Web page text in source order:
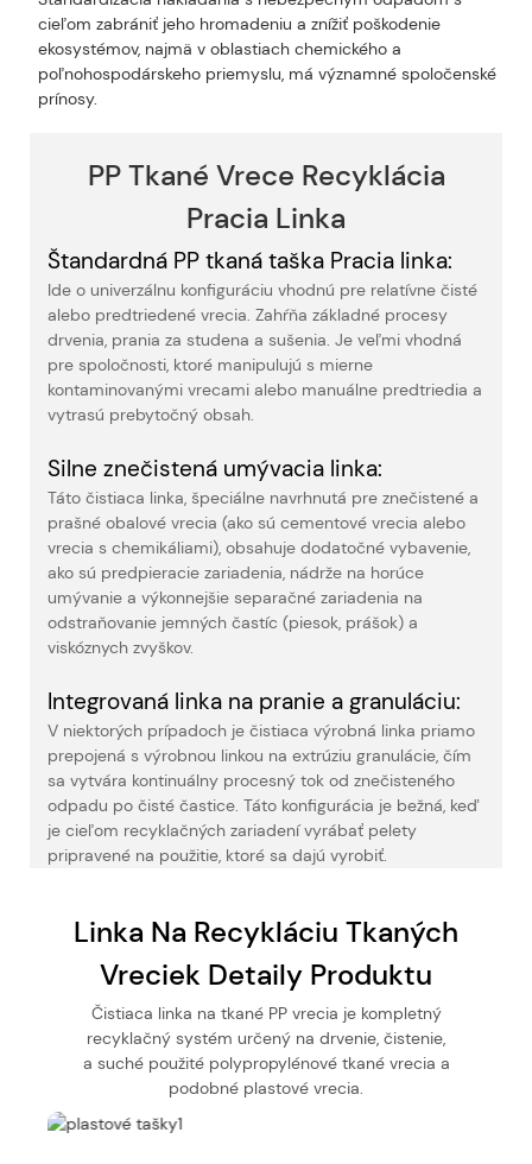
cieľom zabrániť jeho hromadeniu a znížiť poškodenie
ekosystémov, najmä v oblastiach chemického a
poľnohospodárskeho priemyslu, má významné spoločenské
prínosy.
PP Tkané Vrece Recyklácia
Pracia Linka
Štandardná PP tkaná taška Pracia linka:
Ide o univerzálnu konfiguráciu vhodnú pre relatívne čisté
alebo predtriedené vrecia. Zahŕňa základné procesy
drvenia, prania za studena a sušenia. Je veľmi vhodná
pre spoločnosti, ktoré manipulujú s mierne
kontaminovanými vrecami alebo manuálne predtriedia a
vytrasú prebytočný obsah.
Silne znečistená umývacia linka:
Táto čistiaca linka, špeciálne navrhnutá pre znečistené a
prašné obalové vrecia (ako sú cementové vrecia alebo
vrecia s chemikáliami), obsahuje dodatočné vybavenie,
ako sú predpieracie zariadenia, nádrže na horúce
umývanie a výkonnejšie separačné zariadenia na
odstraňovanie jemných častíc (piesok, prášok) a
viskóznych zvyškov.
Integrovaná linka na pranie a granuláciu:
V niektorých prípadoch je čistiaca výrobná linka priamo
prepojená s výrobnou linkou na extrúziu granulácie, čím
sa vytvára kontinuálny procesný tok od znečisteného
odpadu po čisté častice. Táto konfigurácia je bežná, keď
je cieľom recyklačných zariadení vyrábať pelety
pripravené na použitie, ktoré sa dajú vyrobiť.
Linka Na Recykláciu Tkaných
Vreciek Detaily Produktu
Čistiaca linka na tkané PP vrecia je kompletný
recyklačný systém určený na drvenie, čistenie,
a suché použité polypropylénové tkané vrecia a
podobné plastové vrecia.